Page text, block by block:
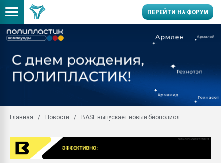
ПЕРЕЙТИ НА ФОРУМ
заводу пластмасс"
Помощь в подборе
Вакуум-формовочные
Главная Новости BASF выпускает новый биополиол